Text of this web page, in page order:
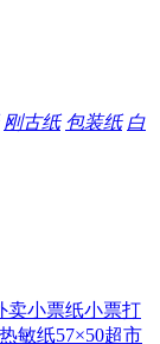
刚古纸 包装纸 白